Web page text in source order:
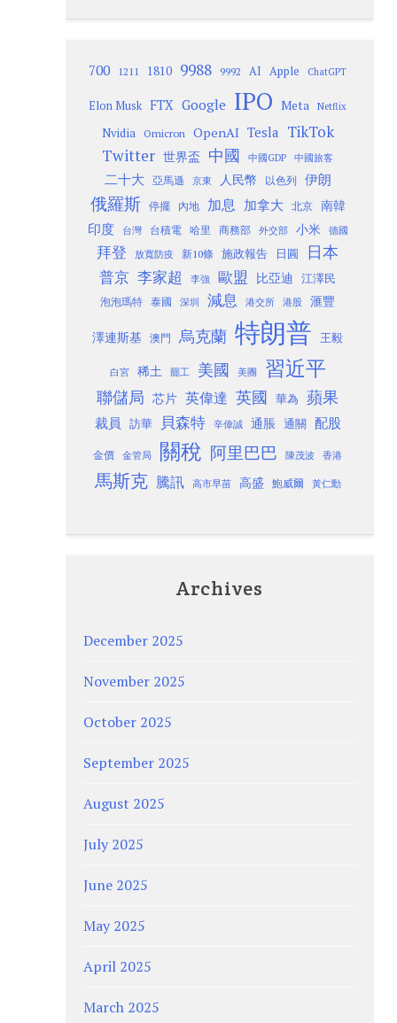
700 1211 1810 9988 9992 AI Apple ChatGPT
Elon Musk FTX Google IPO Meta Netflix
Nvidia Omicron OpenAI Tesla TikTok
Twitter 世界盃 中國 中國GDP 中國旅客
二十大 亞馬遜 京東 人民幣 以色列 伊朗
俄羅斯 停擺 內地 加息 加拿大 北京
南韓
印度
台灣 台積電 哈里 商務部 外交部 小米 德國
拜登 放寬防疫 新10條 施政報告 日圓 日本
普京 李家超 李強 歐盟 比亞迪 江澤民
泡泡瑪特 泰國 深圳 減息 港交所 港股 滙豐
澤連斯基 澳門 烏克蘭 特朗普 王毅
白宮 稀土 罷工 美國 美團 習近平
聯儲局 芯片 英偉達 英國 華為 蘋果
裁員 訪華 貝森特 辛偉誠 通脹 通關 配股
金價 金管局 關稅 阿里巴巴 陳茂波 香港
馬斯克 騰訊 高市早苗 高盛 鮑威爾 黃仁勳
Archives
December 2025
November 2025
October 2025
September 2025
August 2025
July 2025
June 2025
May 2025
April 2025
March 2025